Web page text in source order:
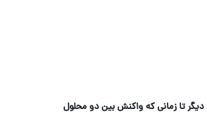
تا زمانی که واکنش بین دو محلول